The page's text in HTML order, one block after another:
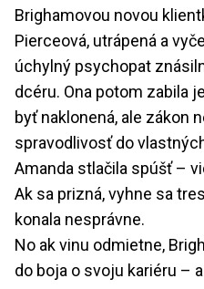
Brighamovou novou
Pierceová, utrápená a
úchylný psychopat
dcéru. Ona potom zabila
byť naklonená, ale zákon
spravodlivosť do
Amanda stlačila spúšť –
Ak sa prizná, vyhne sa
konala nesprávne.
No ak vinu odmietne,
do boja o svoju kariéru –